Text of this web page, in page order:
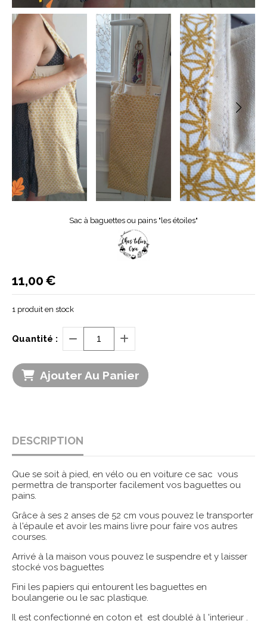
Sac à baguettes ou pains "les étoiles"
11,00€
1 produit en stock
Quantité :
Ajouter Au Panier
DESCRIPTION
Que se soit à pied, en vélo ou en voiture ce sac vous
permettra de transporter facilement vos baguettes ou
pains.
Grâce à ses 2 anses de 52 cm vous pouvez le transporter
à l'épaule et avoir les mains livre pour faire vos autres
courses.
Arrivé à la maison vous pouvez le suspendre et y laisser
stocké vos baguettes
Fini les papiers qui entourent les baguettes en
boulangerie ou le sac plastique.
Il est confectionné en coton et est doublé à l 'interieur .